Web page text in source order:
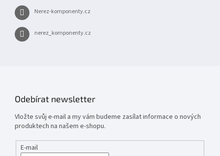
Nerez-komponenty.cz
nerez_komponenty.cz
Odebírat newsletter
Vložte svůj e-mail a my vám budeme zasílat informace o nových
produktech na našem e-shopu.
E-mail